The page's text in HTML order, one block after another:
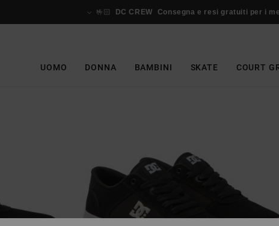
🤟🏻 DC CREW Consegna e resi gratuiti per i
UOMO DONNA BAMBINI SKATE COURT